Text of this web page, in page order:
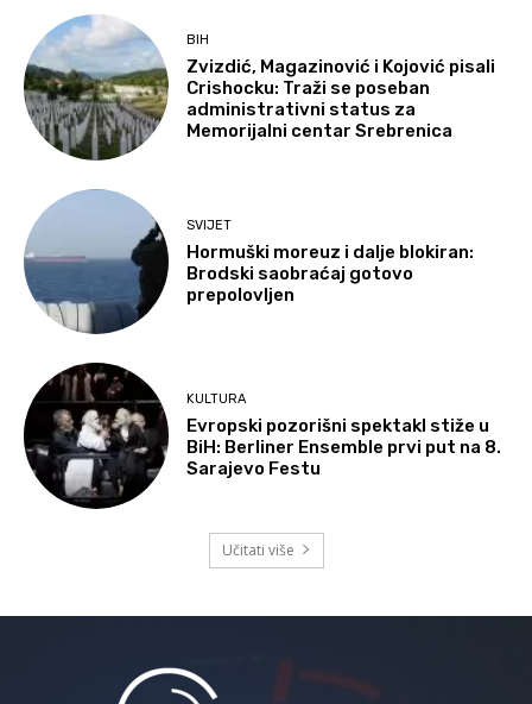
BIH
Zvizdić, Magazinović i Kojović pisali
Crishocku: Traži se poseban
administrativni status za
Memorijalni centar Srebrenica
SVIJET
Hormuški moreuz i dalje blokiran:
Brodski saobraćaj gotovo
prepolovljen
KULTURA
Evropski pozorišni spektakl stiže u
BiH: Berliner Ensemble prvi put na 8.
Sarajevo Festu
Učitati više